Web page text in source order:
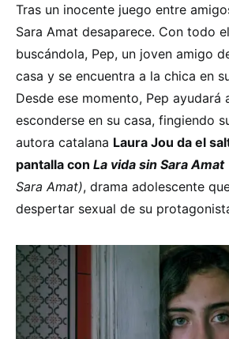
Tras un inocente juego entre
Sara Amat desaparece. Con todo
buscándola, Pep, un joven amigo
casa y se encuentra a la chica en
Desde ese momento, Pep ayudará
esconderse en su casa, fingiendo
autora catalana Laura Jou da el
pantalla con La vida sin Sara Amat
Sara Amat), drama adolescente
despertar sexual de su